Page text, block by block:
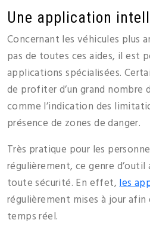
Une application
Concernant les véhicules plus
pas de toutes ces aides, il est
applications spécialisées.
de profiter d’un grand
comme l’indication des
présence de zones de danger.
Très pratique pour les
régulièrement, ce genre d’outil
toute sécurité. En effet,les
régulièrement mises à jour
temps réel.